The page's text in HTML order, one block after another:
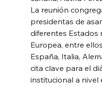
La reunión
presidentas de
diferentes Estados
Europea, entre
España, Italia,
cita clave para el
institucional a nivel